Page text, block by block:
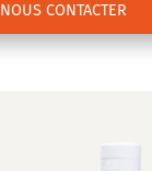
NOUS CONTACTER